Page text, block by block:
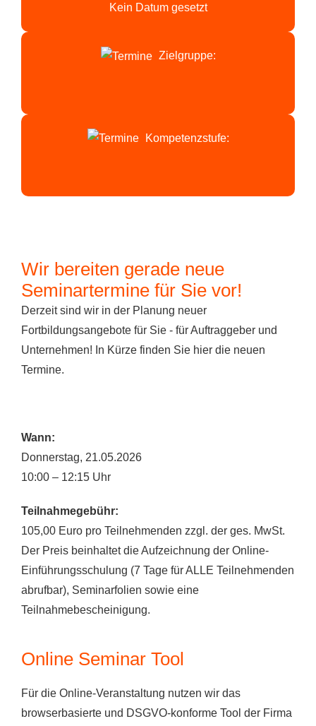
Kein Datum gesetzt
Zielgruppe:
Kompetenzstufe:
Wir bereiten gerade neue
Seminartermine für Sie vor!
Derzeit sind wir in der Planung neuer
Fortbildungsangebote für Sie - für Auftraggeber und
Unternehmen! In Kürze finden Sie hier die neuen
Termine.
Wann:
Donnerstag, 21.05.2026
10:00 – 12:15 Uhr
Teilnahmegebühr:
105,00 Euro pro Teilnehmenden zzgl. der ges. MwSt.
Der Preis beinhaltet die Aufzeichnung der Online-
Einführungsschulung (7 Tage für ALLE Teilnehmenden
abrufbar), Seminarfolien sowie eine
Teilnahmebescheinigung.
Online Seminar Tool
Für die Online-Veranstaltung nutzen wir das
browserbasierte und DSGVO-konforme Tool der Firma